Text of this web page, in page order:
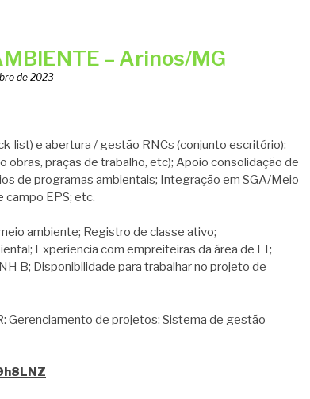
– Arinos/MG
de 2023
list) e abertura / gestão RNCs (conjunto escritório);
obras, praças de trabalho, etc); Apoio consolidação de
de programas ambientais; Integração em SGA/Meio
EPS; etc.
ambiente; Registro de classe ativo;
Experiencia com empreiteiras da área de LT;
B; Disponibilidade para trabalhar no projeto de
Gerenciamento de projetos; Sistema de gestão